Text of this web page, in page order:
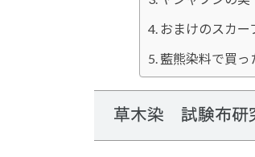
おまけのスカー
藍熊染料で買っ
草木染 試験布研